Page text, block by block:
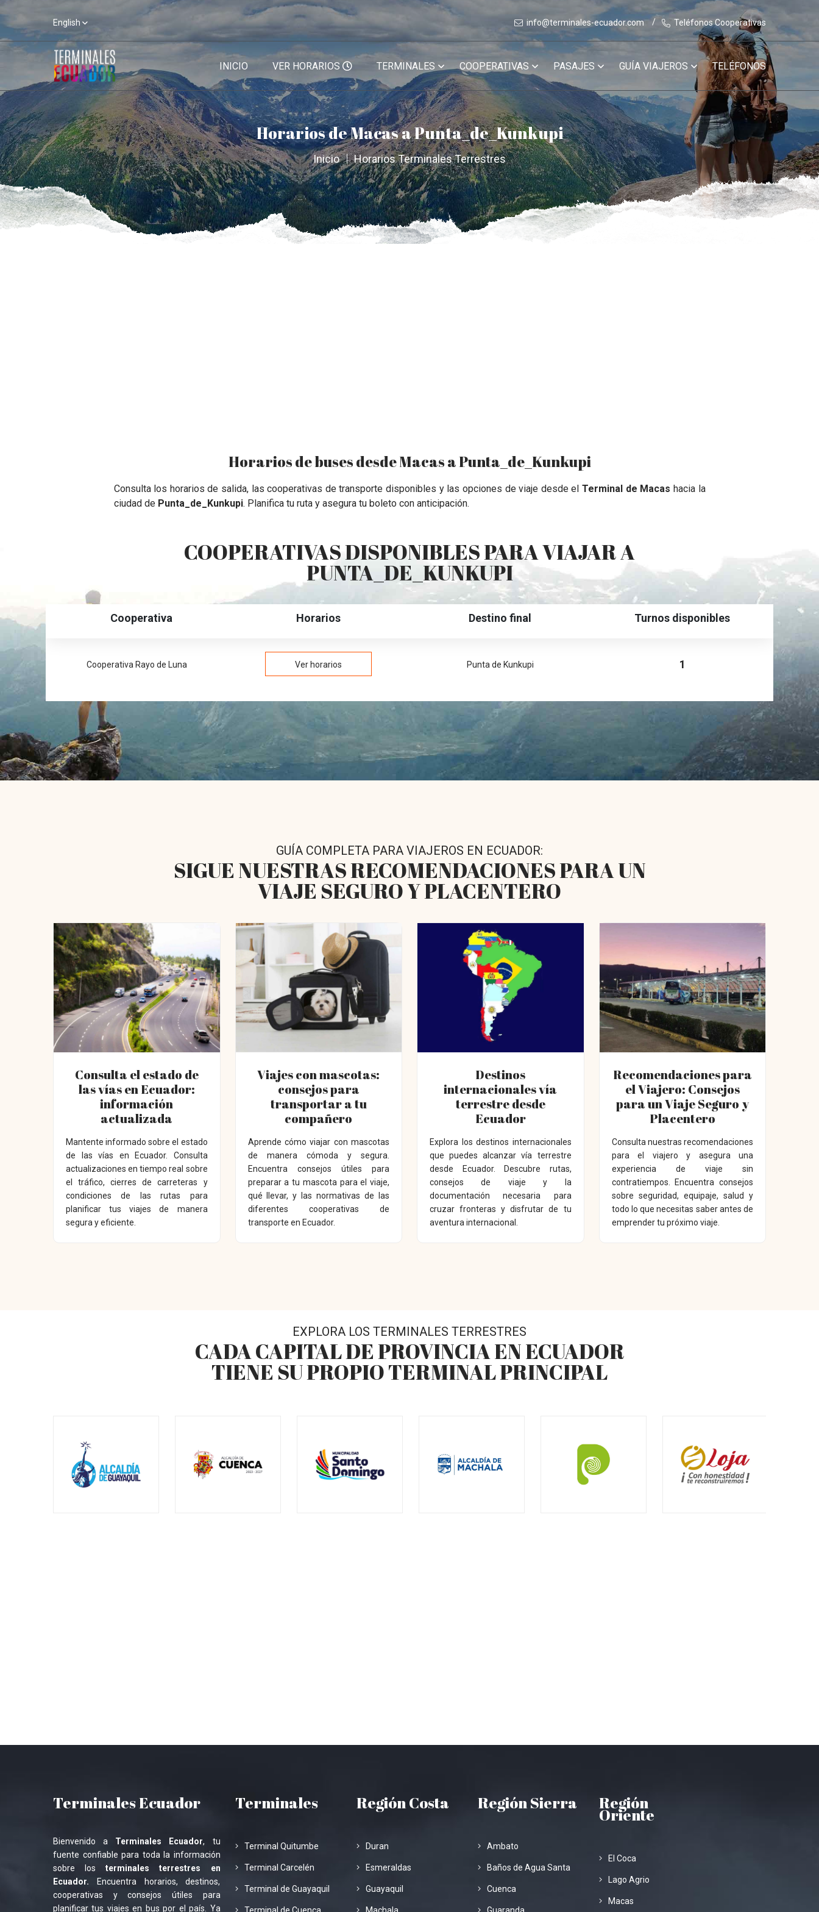
English info@terminales-ecuador.com Teléfonos Cooperativas
INICIO VER HORARIOS TERMINALES COOPERATIVAS PASAJES GUÍA VIAJEROS TELÉFONOS
Horarios de Macas a Punta_de_Kunkupi
Inicio Horarios Terminales Terrestres
Horarios de buses desde Macas a Punta_de_Kunkupi
Consulta los horarios de salida, las cooperativas de transporte disponibles y las opciones de viaje desde elTerminal de Macas hacia la
ciudad de Punta_de_Kunkupi. Planifica tu ruta y asegura tu boleto con anticipación.
COOPERATIVAS DISPONIBLES PARA VIAJAR A
PUNTA_DE_KUNKUPI
Cooperativa Horarios Destino final Turnos disponibles
Cooperativa Rayo de Luna Ver horarios Punta de Kunkupi 1
GUÍA COMPLETA PARA VIAJEROS EN ECUADOR:
SIGUE NUESTRAS RECOMENDACIONES PARA UN
VIAJE SEGURO Y PLACENTERO
Consulta el estado de
las vías en Ecuador:
información
actualizada
Mantente informado sobre el estado
de las vías en Ecuador. Consulta
actualizaciones en tiempo real sobre
el tráfico, cierres de carreteras y
condiciones de las rutas para
planificar tus viajes de manera
segura y eficiente.
Viajes con mascotas:
consejos para
transportar a tu
compañero
Aprende cómo viajar con mascotas
de manera cómoda y segura.
Encuentra consejos útiles para
preparar a tu mascota para el viaje,
qué llevar, y las normativas de las
diferentes cooperativas de
transporte en Ecuador.
Destinos
internacionales vía
terrestre desde
Ecuador
Explora los destinos internacionales
que puedes alcanzar vía terrestre
desde Ecuador. Descubre rutas,
consejos de viaje y la
documentación necesaria para
cruzar fronteras y disfrutar de tu
aventura internacional.
Recomendaciones para
el Viajero: Consejos
para un Viaje Seguro y
Placentero
Consulta nuestras recomendaciones
para el viajero y asegura una
experiencia de viaje sin
contratiempos. Encuentra consejos
sobre seguridad, equipaje, salud y
todo lo que necesitas saber antes de
emprender tu próximo viaje.
EXPLORA LOS TERMINALES TERRESTRES
CADA CAPITAL DE PROVINCIA EN ECUADOR
TIENE SU PROPIO TERMINAL PRINCIPAL
Terminales Ecuador
Bienvenido a Terminales Ecuador, tu
fuente confiable para toda la información
sobre losterminales terrestres en
Ecuador. Encuentra horarios, destinos,
cooperativas y consejos útiles para
planificar tus viajes en bus por el país. Ya
Terminales
Terminal Quitumbe
Terminal Carcelén
Terminal de Guayaquil
Región Costa
Duran
Esmeraldas
Guayaquil
Región Sierra
Ambato
Baños de Agua Santa
Cuenca
Región
Oriente
El Coca
Lago Agrio
Macas